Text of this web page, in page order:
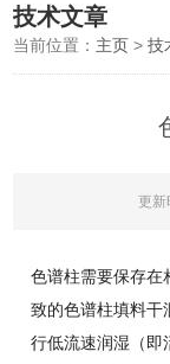
技术文章
当前位置： 主页 >技
更
色谱柱需要保存在
致的色谱柱填料干
行低流速润湿（即